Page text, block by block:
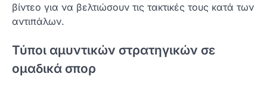
βίντεο για να βελτιώσουν τις τακτικές τους κατά των
αντιπάλων.
Τύποι αμυντικών στρατηγικών σε
ομαδικά σπορ